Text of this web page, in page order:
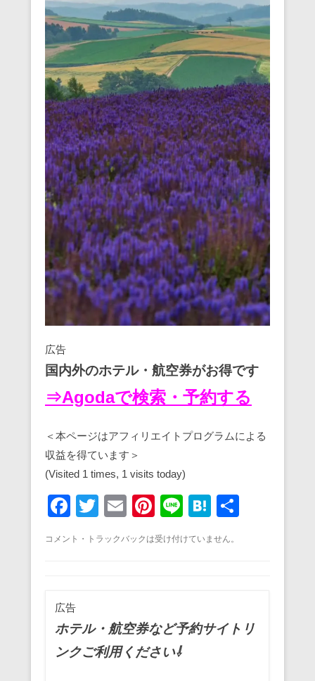
広告
国内外のホテル・航空券がお得です
⇒Agodaで検索・予約する
＜本ページはアフィリエイトプログラムによる
収益を得ています＞
(Visited 1 times, 1 visits today)
F
c
b
o
o
k
T
tt
E
ail
Pi
nt
er
Li
e
H
e
コメント・トラックバックは受け付けていません。
広告
ホテル・航空券など予約サイトリ
ンクご利用ください⇩